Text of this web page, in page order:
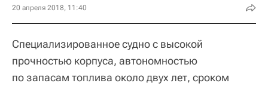
20 апреля 2018, 11:40
Специализированное судно с высокой
прочностью корпуса, автономностью
по запасам топлива около двух лет, сроком